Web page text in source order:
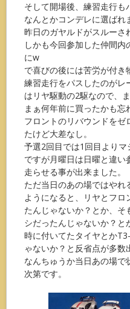
そして開場後、練習走行
なんとかコンデレに選ばれ
昨日のガヤルドがスルーさ
しかも今回参加した仲間
にw
で喜びの後には苦労が付き
練習走行をパスしたのがレ
はリヤ駆動の2駆なので、
まぁ何年前に買ったかも
フロントのリバウンドを
たけど大差なし。
予選2回目では1回目よりマ
ですが月曜日は日曜と違
走らせる事が出来ました。
ただ当日のあの場ではや
ようになると、リヤとフ
たんじゃないか？とか、
シだったんじゃないか？
時に付いてたタイヤとか
ゃないか？と反省点が多数
なんちゅうか当日あの場
次第です。